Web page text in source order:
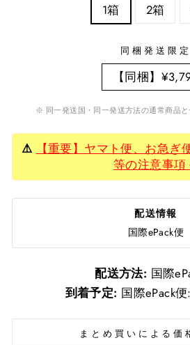
1箱 2箱
同梱発送限定
【同梱】
※ 同一発送国・同一発送方法の通常商品と
⚠️
【重要】ヤマト便、お急ぎ
等の注意事項
配送情報
国際ePack便
配送方法: 国際
到着予定: 国際ePack
まとめ買いによる